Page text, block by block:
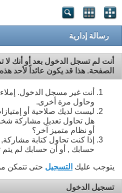
رسالة إدارية
أنت لم تسجل الدخول بعد أو أنك لا
الصفحة. هذا قد يكون عائداً لأحد
أنت غير مسجل الدخول.
وحاول مرة أخرى.
ليست لديك صلاحية أو
هل تحاول تعديل مشاركة
أو نظام متميز آخر؟
إذا كنت تحاول كتابة
حسابك , أو أن حسابك لم يتم
يتوجب عليك التسجيل حتى تتمكن
تسجيل الدخول